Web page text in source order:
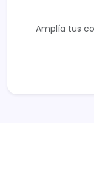
Amplía tus